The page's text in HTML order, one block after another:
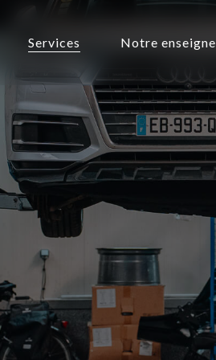
Services Notre enseigne